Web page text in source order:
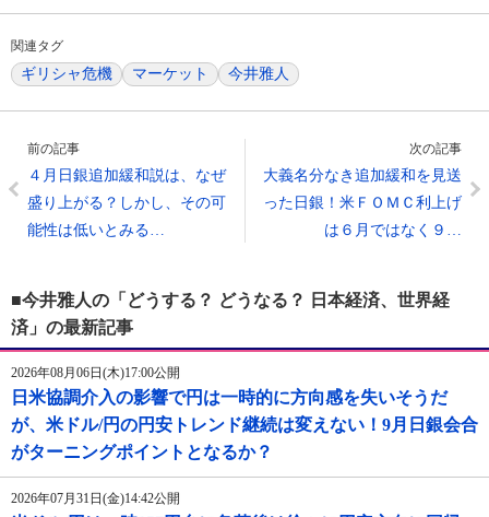
関連タグ
ギリシャ危機 マーケット 今井雅人
前の記事
４月日銀追加緩和説は、なぜ
盛り上がる？しかし、その可
能性は低いとみる…
次の記事
大義名分なき追加緩和を見送
った日銀！米ＦＯＭＣ利上げ
は６月ではなく９…
■今井雅人の「どうする？ どうなる？ 日本経済、世界経
済」の最新記事
2026年08月06日(木)17:00公開
日米協調介入の影響で円は一時的に方向感を失いそうだ
が、米ドル/円の円安トレンド継続は変えない！9月日銀会合
がターニングポイントとなるか？
2026年07月31日(金)14:42公開